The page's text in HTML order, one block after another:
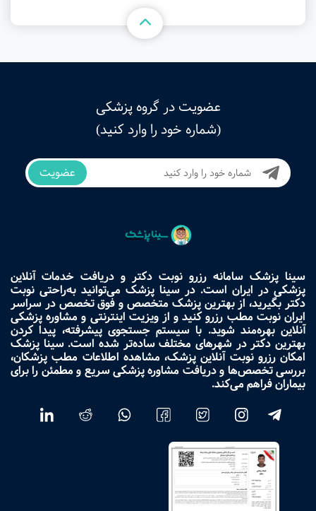
عضویت در گروه پزشکی
(شماره خود را وارد کنید)
عضویت
سینا پزشک سامانه رزرو نوبت دکتر و دریافت خدمات آنلاین
پزشکی در ایران است. در سینا پزشک می‌توانید به‌راحتی نوبت
دکتر بگیرید، از بهترین پزشک متخصص و فوق تخصص در سراسر
ایران نوبت مطب رزرو کنید و از ویزیت اینترنتی و مشاوره پزشکی
آنلاین بهره‌مند شوید. با سیستم جستجوی پیشرفته، پیدا کردن
بهترین دکتر در شهرهای مختلف ساده‌تر شده است. سینا پزشک
امکان رزرو نوبت آنلاین پزشک، مشاهده اطلاعات مطب پزشکان،
بررسی تخصص‌ها و دریافت مشاوره پزشکی سریع و مطمئن را برای
بیماران فراهم می‌کند.